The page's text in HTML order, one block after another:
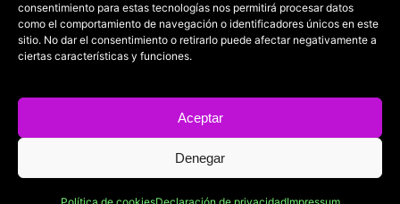
consentimiento para estas tecnologías nos permitirá procesar datos
como el comportamiento de navegación o identificadores únicos en este
sitio. No dar el consentimiento o retirarlo puede afectar negativamente a
ciertas características y funciones.
Aceptar
Denegar
€
PRECIO MÍN.
Mundofriki.es
Casadejús Pérez